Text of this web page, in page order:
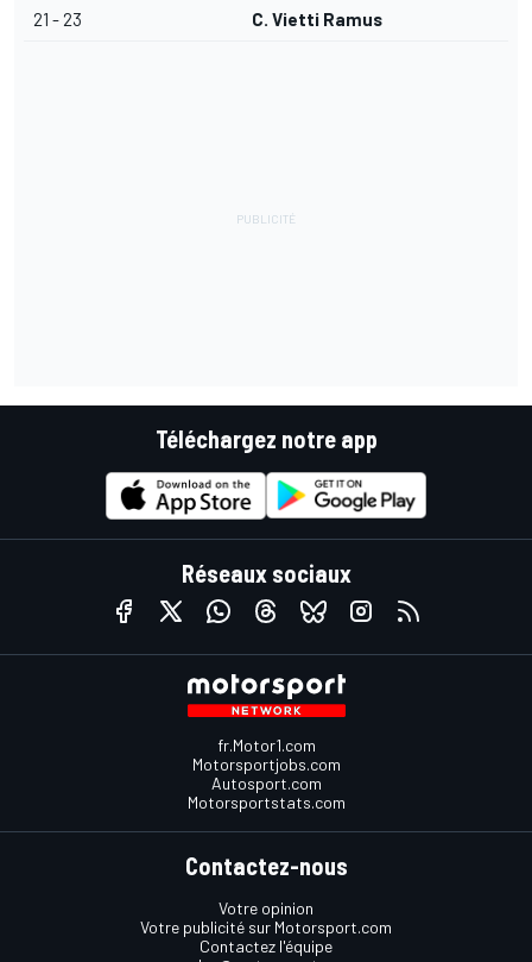
21 - 23 C. Vietti Ramus
Téléchargez notre app
Réseaux sociaux
fr.Motor1.com
Motorsportjobs.com
Autosport.com
Motorsportstats.com
Contactez-nous
Votre opinion
Votre publicité sur Motorsport.com
Contactez l'équipe